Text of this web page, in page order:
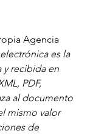
Agencia
es la
y recibida en
PDF,
al documento
mismo valor
de